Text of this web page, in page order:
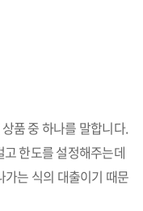
품 중 하나를 말합니다.
한도를 설정해주는데
는 식의 대출이기 때문